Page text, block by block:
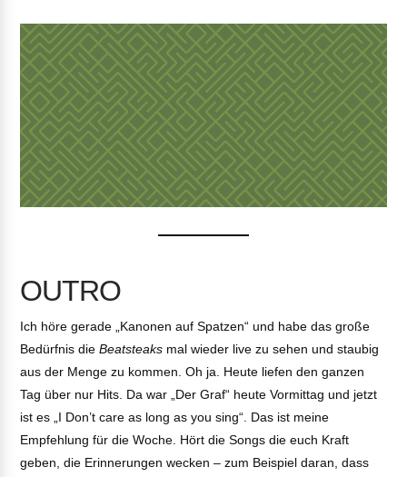
OUTRO
Ich höre gerade „Kanonen auf Spatzen“ und habe das große
Bedürfnis dieBeatsteaks mal wieder live zu sehen und staubig
aus der Menge zu kommen. Oh ja. Heute liefen den ganzen
Tag über nur Hits. Da war „Der Graf“ heute Vormittag und jetzt
ist es „I Don’t care as long as you sing“. Das ist meine
Empfehlung für die Woche. Hört die Songs die euch Kraft
geben, die Erinnerungen wecken – zum Beispiel daran, dass